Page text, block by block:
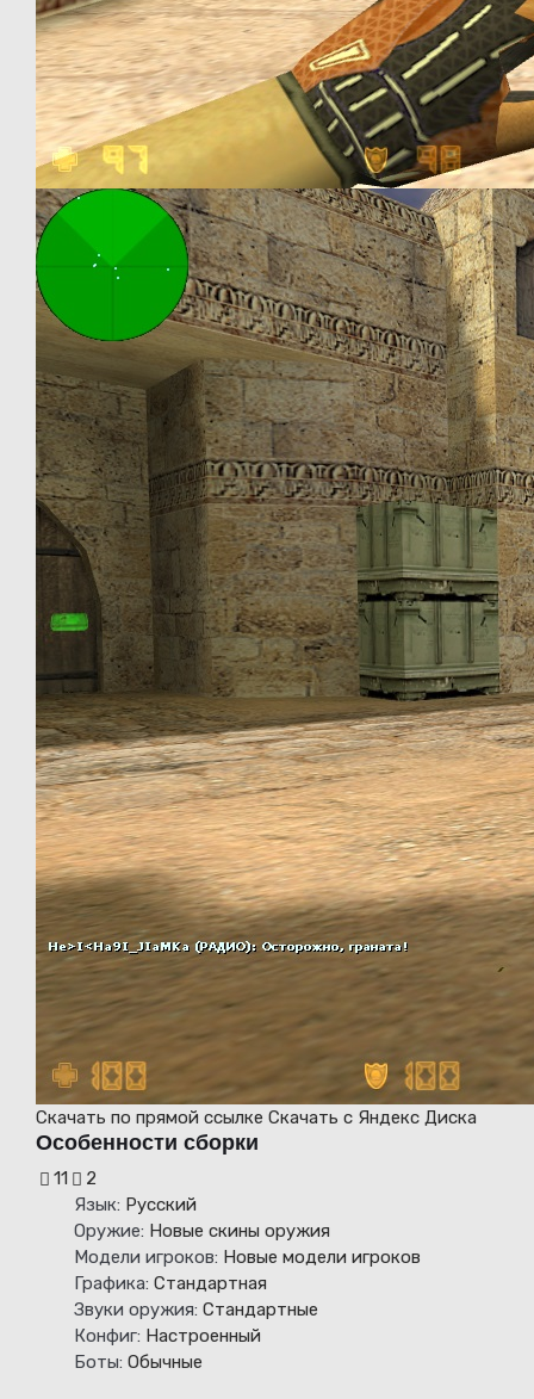
Скачать по прямой ссылке Скачать с Яндекс Диска
Особенности сборки
11
2
Язык: Русский
Оружие: Новые скины оружия
Модели игроков: Новые модели игроков
Графика: Стандартная
Звуки оружия: Стандартные
Конфиг: Настроенный
Боты: Обычные